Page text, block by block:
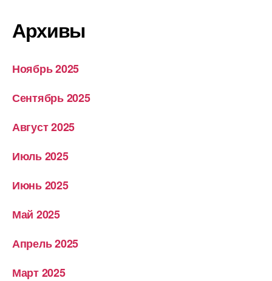
Архивы
Ноябрь 2025
Сентябрь 2025
Август 2025
Июль 2025
Июнь 2025
Май 2025
Апрель 2025
Март 2025